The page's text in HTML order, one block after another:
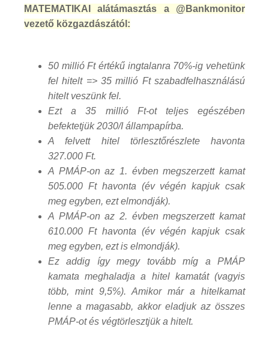
MATEMATIKAI alátámasztás a @Bankmonitor
vezető közgazdászától:
50 millió Ft értékű ingtalanra 70%-ig vehetünk
fel hitelt => 35 millió Ft szabadfelhasználású
hitelt veszünk fel.
Ezt a 35 millió Ft-ot teljes egészében
befektetjük 2030/I állampapírba.
A felvett hitel törlesztőrészlete havonta
327.000 Ft.
A PMÁP-on az 1. évben megszerzett kamat
505.000 Ft havonta (év végén kapjuk csak
meg egyben, ezt elmondják).
A PMÁP-on az 2. évben megszerzett kamat
610.000 Ft havonta (év végén kapjuk csak
meg egyben, ezt is elmondják).
Ez addig így megy tovább míg a PMÁP
kamata meghaladja a hitel kamatát (vagyis
több, mint 9,5%). Amikor már a hitelkamat
lenne a magasabb, akkor eladjuk az összes
PMÁP-ot és végtörlesztjük a hitelt.